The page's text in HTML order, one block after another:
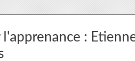
l'apprenance :